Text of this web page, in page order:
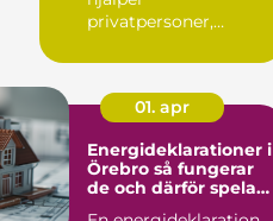
privatpersoner,
miljöer att ska...
01. apr
Energideklarationer i
Örebro så fungerar
de och därför spelar